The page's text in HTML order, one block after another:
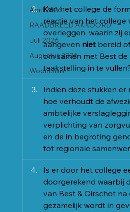
April 2026
RAADBREED AKKOORD
Juli 2026
Augustus 2026
Wooncrisis
Kan het college de
reactie van het college
overleggen, waarin zij
aangeven niet bereid
om samen met Best de
taakstelling in te vullen?
Indien deze stukken er
hoe verhoudt de
ambtelijke
verplichting van
en de in begroting
tot regionale
Is er door het college
doorgerekend waarbij
van Best & Oirschot na
gezamelijk wordt in